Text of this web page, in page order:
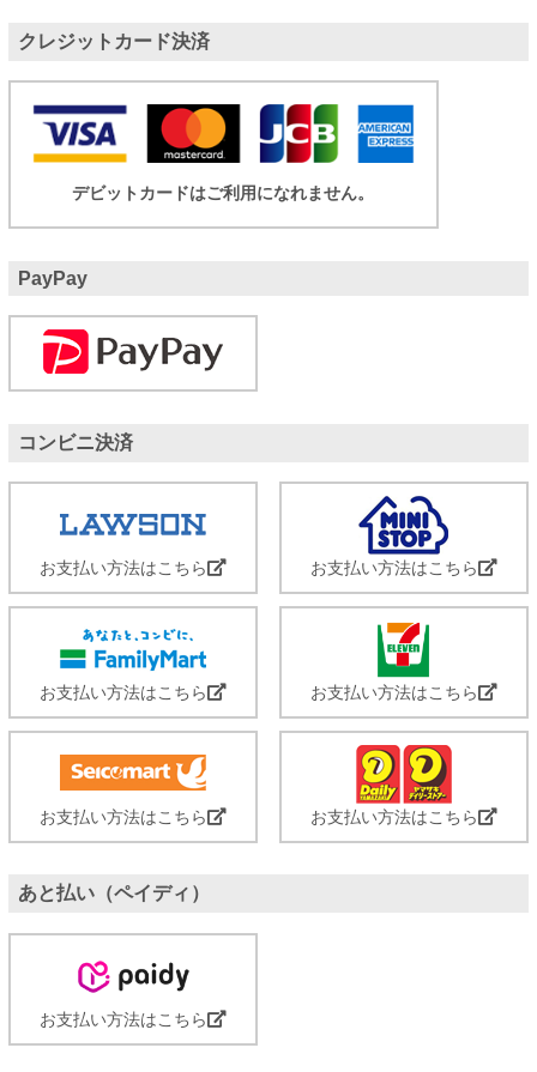
クレジットカード決済
デビットカードはご利用になれません。
PayPay
コンビニ決済
お支払い方法はこちら お支払い方法はこちら
お支払い方法はこちら お支払い方法はこちら
お支払い方法はこちら お支払い方法はこちら
あと払い（ペイディ）
お支払い方法はこちら